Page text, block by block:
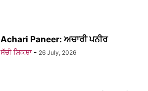
Achari Paneer: ਅਚਾਰੀ ਪਨੀਰ
ਸੱਚੀ ਸ਼ਿਕਸ਼ਾ - 26 July, 2026